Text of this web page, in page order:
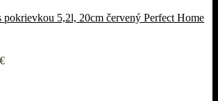
pokrievkou 5,2l, 20cm červený Perfect Home
€